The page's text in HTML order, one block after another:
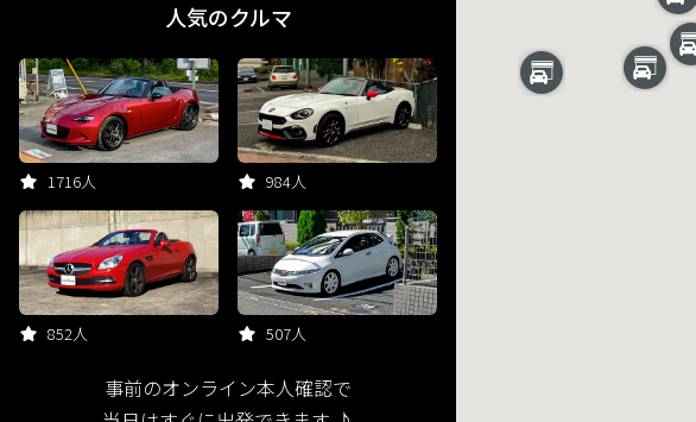
人気のクルマ
1716人 984人
852人 507人
事前のオンライン本人確認で